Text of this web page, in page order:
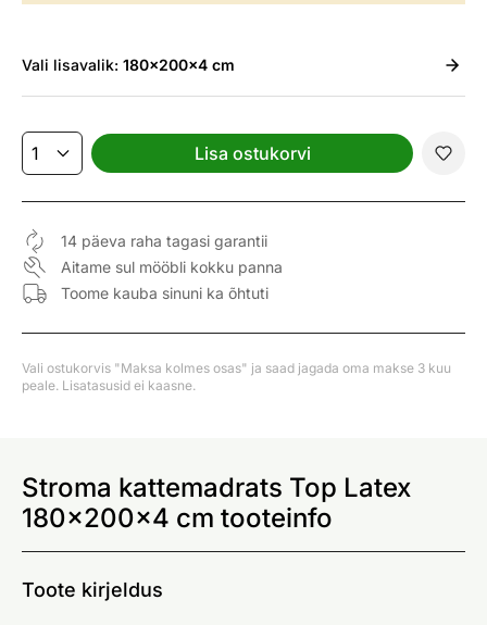
Vali lisavalik: 180x200x4 cm
Lisa ostukorvi
14 päeva raha tagasi garantii
Aitame sul mööbli kokku panna
Toome kauba sinuni ka õhtuti
Vali ostukorvis "Maksa kolmes osas" ja saad jagada oma makse 3 kuu
peale. Lisatasusid ei kaasne.
Stroma kattemadrats Top Latex
180x200x4 cm tooteinfo
Toote kirjeldus